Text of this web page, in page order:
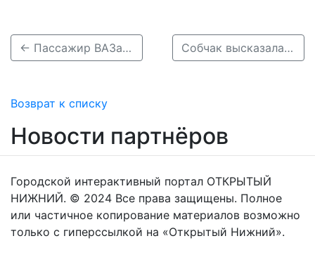
← Пассажир ВАЗа погиб в массовом ДТП в Кстовском районе 28 июля Собчак высказалась о ДТП с неуправляемой бетономешалкой в Нижнем Новгороде →
Возврат к списку
Новости партнёров
Городской интерактивный портал ОТКРЫТЫЙ
НИЖНИЙ. © 2024 Все права защищены. Полное
или частичное копирование материалов возможно
только с гиперссылкой на «Открытый Нижний».